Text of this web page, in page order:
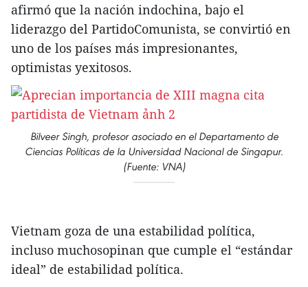
afirmó que la nación indochina, bajo el
liderazgo del PartidoComunista, se convirtió en
uno de los países más impresionantes,
optimistas yexitosos.
Bilveer Singh, profesor asociado en el Departamento de
Ciencias Políticas de la Universidad Nacional de Singapur.
(Fuente: VNA)
Vietnam goza de una estabilidad política,
incluso muchosopinan que cumple el “estándar
ideal” de estabilidad política.